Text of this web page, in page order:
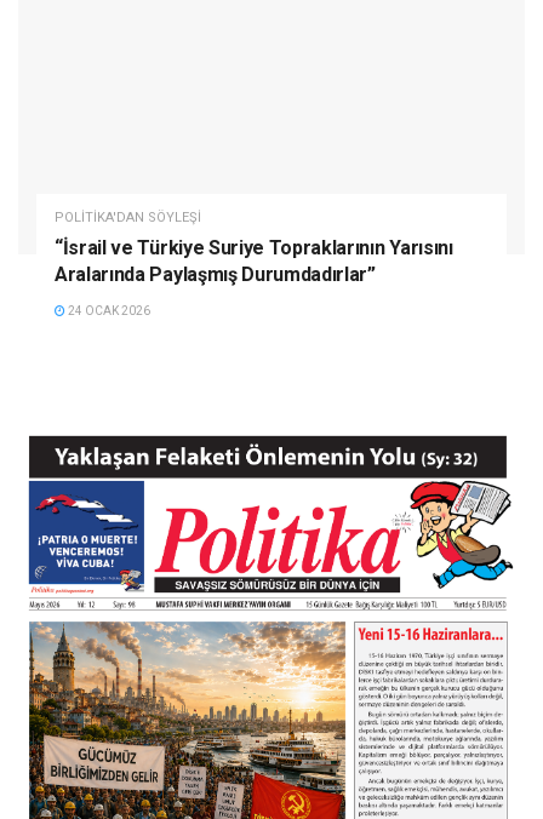
POLITIKA'DAN SÖYLEŞI
“İsrail ve Türkiye Suriye Topraklarının Yarısını
Aralarında Paylaşmış Durumdadırlar”
24 OCAK 2026